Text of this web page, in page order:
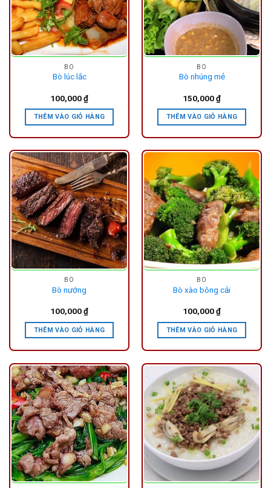
BÒ
Bò lúc lắc
100,000₫
THÊM VÀO GIỎ HÀNG
BÒ
Bò nhúng mẻ
150,000₫
THÊM VÀO GIỎ HÀNG
BÒ
Bò nướng
100,000₫
THÊM VÀO GIỎ HÀNG
BÒ
Bò xào bông cải
100,000₫
THÊM VÀO GIỎ HÀNG